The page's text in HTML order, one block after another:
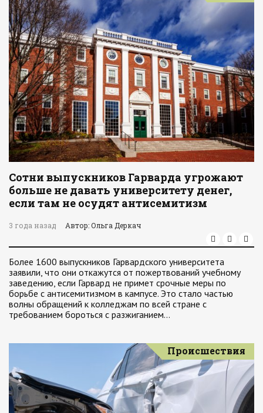
Сотни выпускников Гарварда угрожают
больше не давать университету денег,
если там не осудят антисемитизм
3 года назад Автор: Ольга Деркач
Более 1600 выпускников Гарвардского университета
заявили, что они откажутся от пожертвований учебному
заведению, если Гарвард не примет срочные меры по
борьбе с антисемитизмом в кампусе. Это стало частью
волны обращений к колледжам по всей стране с
требованием бороться с разжиганием…
Происшествия